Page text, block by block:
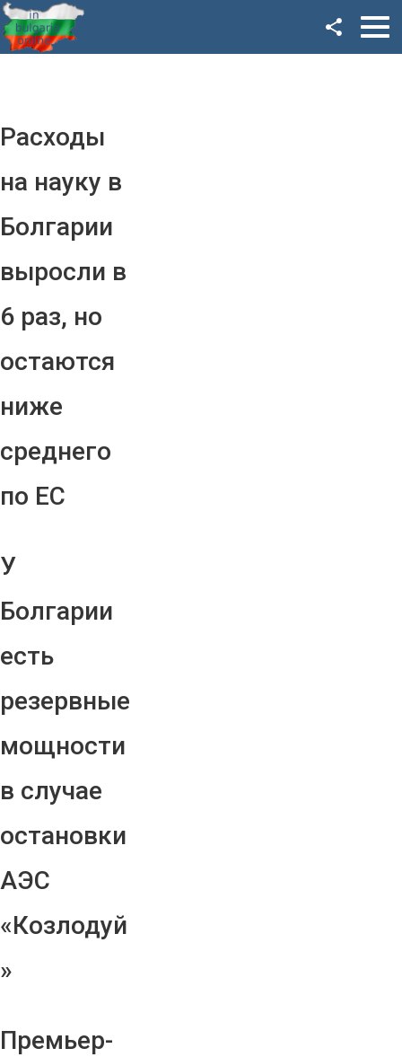
Расходы
на науку в
Болгарии
выросли в
6 раз, но
остаются
ниже
среднего
по ЕС
У
Болгарии
есть
резервные
мощности
в случае
остановки
АЭС
«Козлодуй
»
Премьер-